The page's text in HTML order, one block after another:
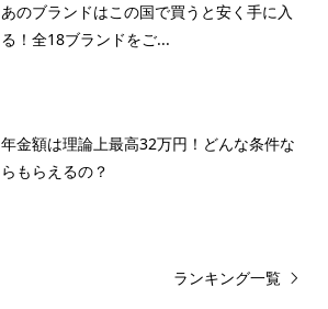
あのブランドはこの国で買うと安く手に入
る！全18ブランドをご...
年金額は理論上最高32万円！どんな条件な
らもらえるの？
ランキング一覧